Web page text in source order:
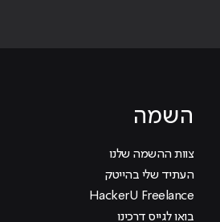
השמה
צוות ההשמה שלנו
העתיד שלי בהייטק
HackerU Freelance
בואו לגייס דרכינו